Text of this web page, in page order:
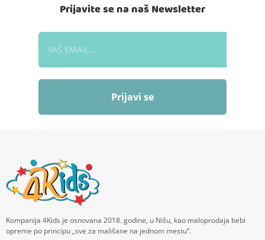
Prijavite se na naš Newsletter
Prijavi se
Kompanija 4Kids je osnovana 2018. godine, u Nišu, kao maloprodaja bebi
opreme po principu „sve za mališane na jednom mestu“.